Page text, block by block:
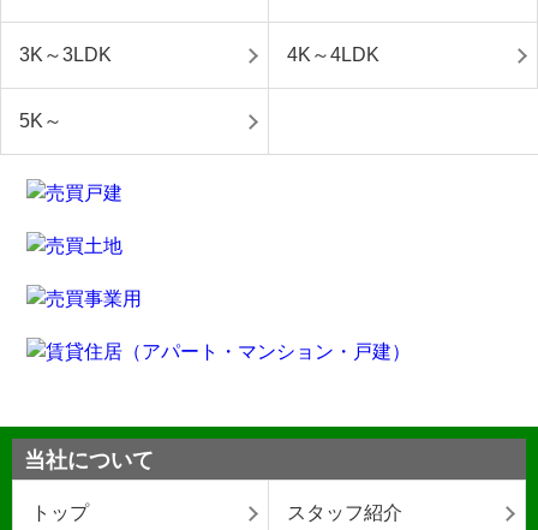
3K～3LDK 4K～4LDK
5K～
当社について
トップ スタッフ紹介